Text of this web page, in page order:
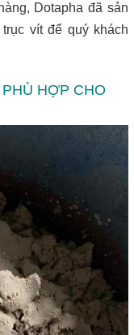
Dotapha đã sản
vít để quý khách
HỢP CHO